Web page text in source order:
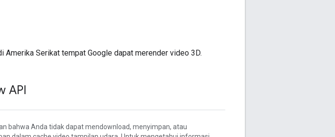
Amerika Serikat tempat Google dapat merender video 3D.
API
bahwa Anda tidak dapat mendownload, menyimpan, atau